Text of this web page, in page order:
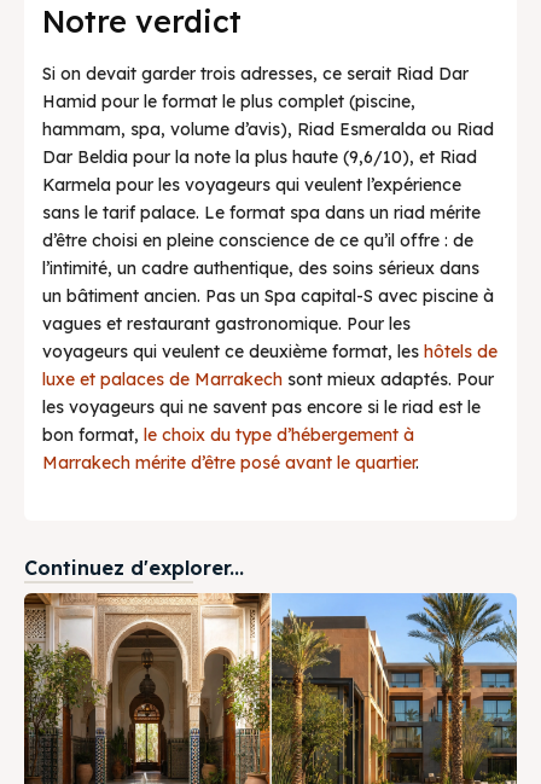
Notre verdict
Si on devait garder trois adresses, ce serait Riad Dar
Hamid pour le format le plus complet (piscine,
hammam, spa, volume d’avis), Riad Esmeralda ou Riad
Dar Beldia pour la note la plus haute (9,6/10), et Riad
Karmela pour les voyageurs qui veulent l’expérience
sans le tarif palace. Le format spa dans un riad mérite
d’être choisi en pleine conscience de ce qu’il offre : de
l’intimité, un cadre authentique, des soins sérieux dans
un bâtiment ancien. Pas un Spa capital-S avec piscine à
vagues et restaurant gastronomique. Pour les
voyageurs qui veulent ce deuxième format, les hôtels de
luxe et palaces de Marrakech sont mieux adaptés. Pour
les voyageurs qui ne savent pas encore si le riad est le
bon format, le choix du type d’hébergement à
Marrakech mérite d’être posé avant le quartier.
Continuez d'explorer...